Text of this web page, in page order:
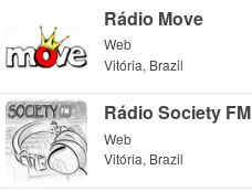
Rádio Move
Web
Vitória, Brazil
Rádio Society FM
Web
Vitória, Brazil